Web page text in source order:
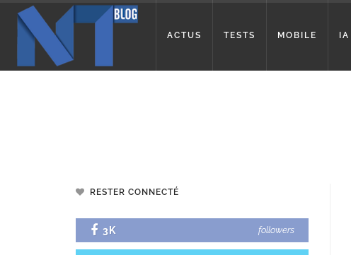
ACTUS TESTS MOBILE IA
RESTER CONNECTÉ
3K followers